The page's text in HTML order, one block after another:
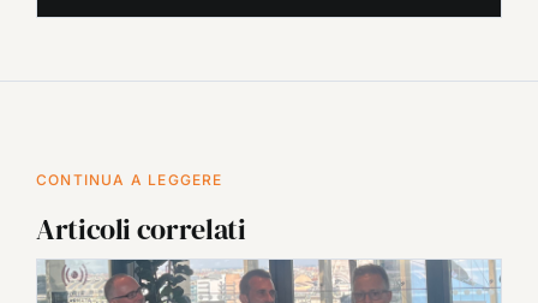
CONTINUA A LEGGERE
Articoli correlati